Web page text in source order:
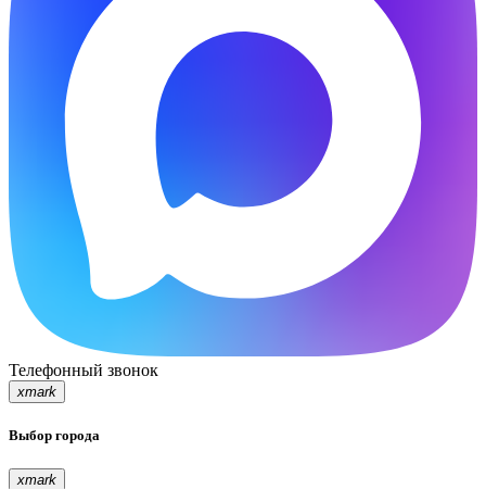
Телефонный звонок
xmark
Выбор города
xmark